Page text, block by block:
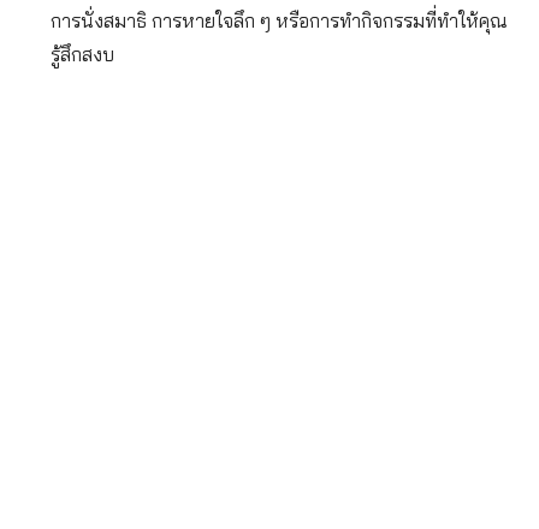
การนั่งสมาธิ การหายใจลึก ๆ หรือการทำกิจกรรมที่ทำให้คุณ
รู้สึกสงบ